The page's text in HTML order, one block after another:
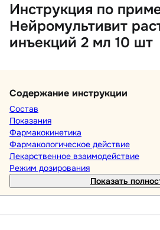
Инструкция по
Нейромультивит
инъекций 2 мл 10 шт
Содержание инструкции
Состав
Показания
Фармакокинетика
Фармакологическое действие
Лекарственное взаимодействие
Режим дозирования
Показать